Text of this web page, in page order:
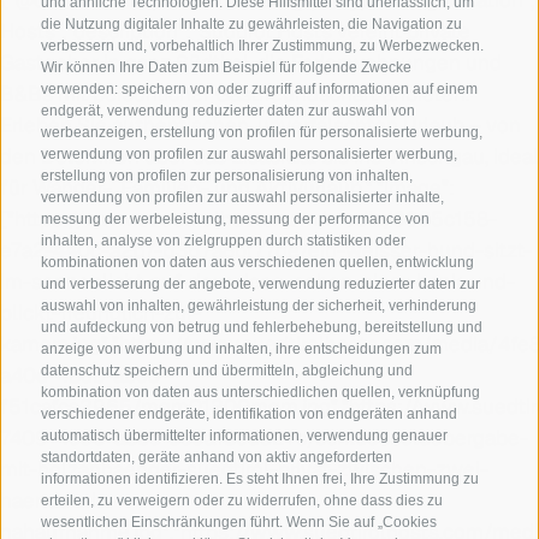
die Nutzung digitaler Inhalte zu gewährleisten, die Navigation zu
verbessern und, vorbehaltlich Ihrer Zustimmung, zu Werbezwecken.
Wir können Ihre Daten zum Beispiel für folgende Zwecke
verwenden: speichern von oder zugriff auf informationen auf einem
endgerät, verwendung reduzierter daten zur auswahl von
werbeanzeigen, erstellung von profilen für personalisierte werbung,
verwendung von profilen zur auswahl personalisierter werbung,
erstellung von profilen zur personalisierung von inhalten,
verwendung von profilen zur auswahl personalisierter inhalte,
messung der werbeleistung, messung der performance von
inhalten, analyse von zielgruppen durch statistiken oder
kombinationen von daten aus verschiedenen quellen, entwicklung
und verbesserung der angebote, verwendung reduzierter daten zur
auswahl von inhalten, gewährleistung der sicherheit, verhinderung
und aufdeckung von betrug und fehlerbehebung, bereitstellung und
anzeige von werbung und inhalten, ihre entscheidungen zum
datenschutz speichern und übermitteln, abgleichung und
kombination von daten aus unterschiedlichen quellen, verknüpfung
verschiedener endgeräte, identifikation von endgeräten anhand
automatisch übermittelter informationen, verwendung genauer
standortdaten, geräte anhand von aktiv angeforderten
informationen identifizieren. Es steht Ihnen frei, Ihre Zustimmung zu
erteilen, zu verweigern oder zu widerrufen, ohne dass dies zu
wesentlichen Einschränkungen führt. Wenn Sie auf „Cookies
Hosts","description":"Südtirol Hosts vereint private
Gastgeber in ganz Südtirol, die Ferienwohnungen und
B&Bs mit persönlicher Gastfreundschaft anbieten.
Erleben Sie authentischen, unverfälschten Urlaub – von
den Dolomiten über das Eisacktal bis ins Vinschgau, ideal
für Wander-, Familien- und Aktivurlaub.","image":
["https://www.suedtirolhosts.com/media/0985c158-
e7a2-440c-a2d7-6367a8bf77de/ein-weisser-hund-sitzt-
im-sonnenlicht-auf-der-wiese-neben-einer-bank-und-
blickt-freundlich-zur-
kamera.jpg","https://www.suedtirolhosts.com/media/
a40d-48db-abc0-
f51cafca2965/mgm01200mgm.jpg","https://
7409-4c60-a8bc-3c9a13edd27c/schluesseluebergabe-
mit-holzanhaenger-suedtirol-privat-zwischen-zwei-
haenden-in-
nahaufnahme.jpg","https://www.suedtirolhosts.com/